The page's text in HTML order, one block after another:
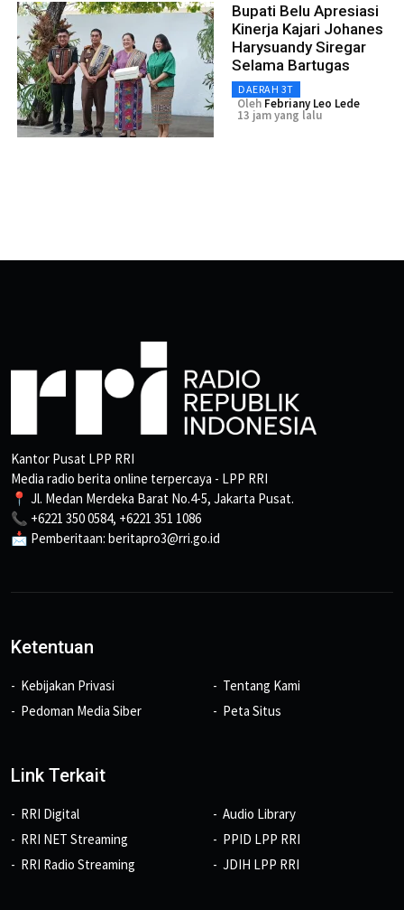
Bupati Belu Apresiasi
Kinerja Kajari Johanes
Harysuandy Siregar
Selama Bartugas
DAERAH 3T
Oleh Febriany Leo Lede
13 jam yang lalu
Kantor Pusat LPP RRI
Media radio berita online terpercaya - LPP RRI
📍 Jl. Medan Merdeka Barat No.4-5, Jakarta Pusat.
📞 +6221 350 0584, +6221 351 1086
📩 Pemberitaan: beritapro3@rri.go.id
Ketentuan
Kebijakan Privasi
Pedoman Media Siber
Tentang Kami
Peta Situs
Link Terkait
RRI Digital
RRI NET Streaming
RRI Radio Streaming
Audio Library
PPID LPP RRI
JDIH LPP RRI